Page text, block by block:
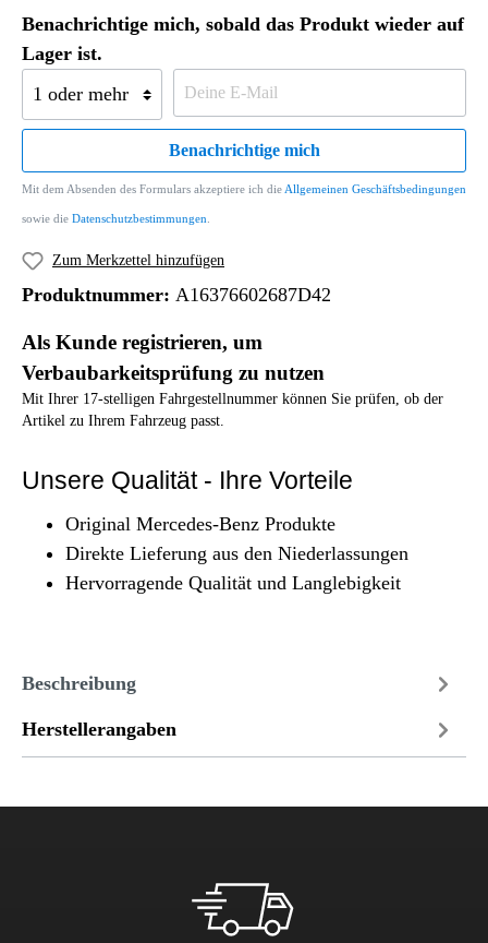
Benachrichtige mich, sobald das Produkt wieder auf
Lager ist.
Benachrichtige mich
Mit dem Absenden des Formulars akzeptiere ich die Allgemeinen Geschäftsbedingungen
sowie die Datenschutzbestimmungen
Zum Merkzettel hinzufügen
Produktnummer: A16376602687D42
Als Kunde registrieren, um
Verbaubarkeitsprüfung zu nutzen
Mit Ihrer 17-stelligen Fahrgestellnummer können Sie prüfen, ob der
Artikel zu Ihrem Fahrzeug passt.
Unsere Qualität - Ihre Vorteile
Original Mercedes-Benz Produkte
Direkte Lieferung aus den Niederlassungen
Hervorragende Qualität und Langlebigkeit
Beschreibung
Herstellerangaben